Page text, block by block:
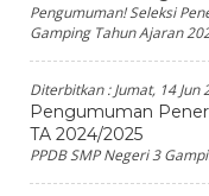
Pengumuman! Seleksi
Gamping Tahun Ajaran
Diterbitkan :Jumat, 14 Jun
Pengumuman
TA 2024/2025
PPDB SMP Negeri 3